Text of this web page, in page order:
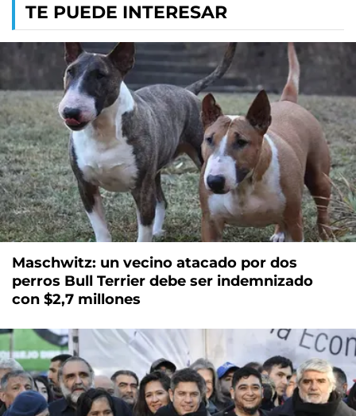
TE PUEDE INTERESAR
Maschwitz: un vecino atacado por dos
perros Bull Terrier debe ser indemnizado
con $2,7 millones